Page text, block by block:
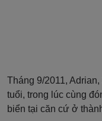
Tháng 9/2011,
tuổi, trong lúc cùng
biển tại căn cứ ở